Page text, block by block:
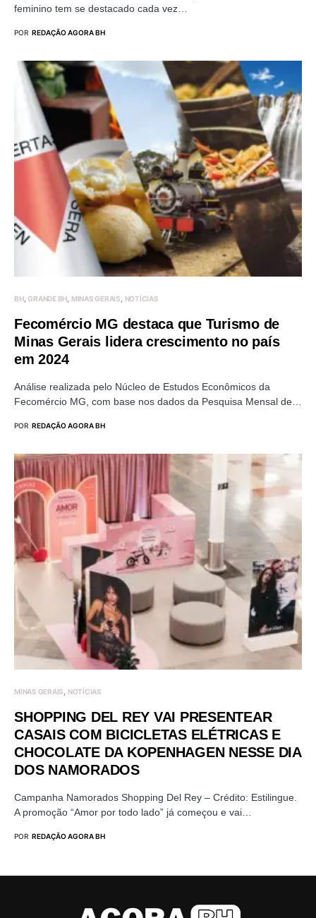
feminino tem se destacado cada vez…
POR REDAÇÃO AGORA BH
BH GRANDE BH MINAS GERAIS NOTÍCIAS
Fecomércio MG destaca que Turismo de
Minas Gerais lidera crescimento no país
em 2024
Análise realizada pelo Núcleo de Estudos Econômicos da
Fecomércio MG, com base nos dados da Pesquisa Mensal de…
POR REDAÇÃO AGORA BH
MINAS GERAIS NOTÍCIAS
SHOPPING DEL REY VAI PRESENTEAR
CASAIS COM BICICLETAS ELÉTRICAS E
CHOCOLATE DA KOPENHAGEN NESSE DIA
DOS NAMORADOS
Campanha Namorados Shopping Del Rey – Crédito: Estilingue.
A promoção “Amor por todo lado” já começou e vai…
POR REDAÇÃO AGORA BH